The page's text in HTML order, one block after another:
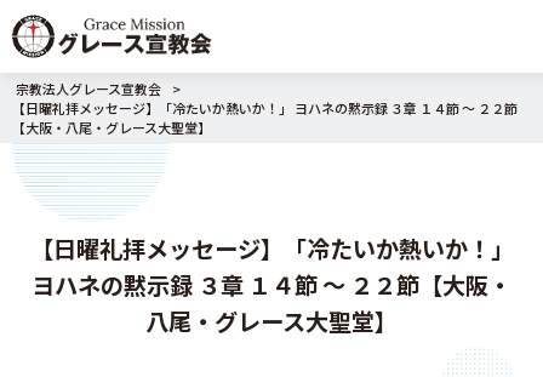
宗教法人グレース宣教会
>
【日曜礼拝メッセージ】「冷たいか熱いか！」 ヨハネの黙示録 ３章 １４節 ～ ２２節
【大阪・八尾・グレース大聖堂】
【日曜礼拝メッセージ】「冷たいか熱いか！」
ヨハネの黙示録 ３章 １４節 ～ ２２節【大阪・
八尾・グレース大聖堂】